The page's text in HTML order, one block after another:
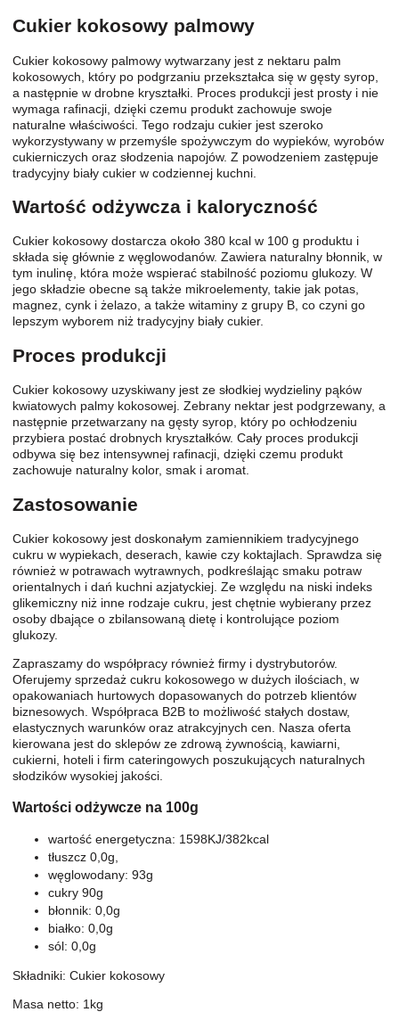
Cukier kokosowy palmowy
Cukier kokosowy palmowy wytwarzany jest z nektaru palm
kokosowych, który po podgrzaniu przekształca się w gęsty syrop,
a następnie w drobne kryształki. Proces produkcji jest prosty i nie
wymaga rafinacji, dzięki czemu produkt zachowuje swoje
naturalne właściwości. Tego rodzaju cukier jest szeroko
wykorzystywany w przemyśle spożywczym do wypieków, wyrobów
cukierniczych oraz słodzenia napojów. Z powodzeniem zastępuje
tradycyjny biały cukier w codziennej kuchni.
Wartość odżywcza i kaloryczność
Cukier kokosowy dostarcza około 380 kcal w 100 g produktu i
składa się głównie z węglowodanów. Zawiera naturalny błonnik, w
tym inulinę, która może wspierać stabilność poziomu glukozy. W
jego składzie obecne są także mikroelementy, takie jak potas,
magnez, cynk i żelazo, a także witaminy z grupy B, co czyni go
lepszym wyborem niż tradycyjny biały cukier.
Proces produkcji
Cukier kokosowy uzyskiwany jest ze słodkiej wydzieliny pąków
kwiatowych palmy kokosowej. Zebrany nektar jest podgrzewany, a
następnie przetwarzany na gęsty syrop, który po ochłodzeniu
przybiera postać drobnych kryształków. Cały proces produkcji
odbywa się bez intensywnej rafinacji, dzięki czemu produkt
zachowuje naturalny kolor, smak i aromat.
Zastosowanie
Cukier kokosowy jest doskonałym zamiennikiem tradycyjnego
cukru w wypiekach, deserach, kawie czy koktajlach. Sprawdza się
również w potrawach wytrawnych, podkreślając smaku potraw
orientalnych i dań kuchni azjatyckiej. Ze względu na niski indeks
glikemiczny niż inne rodzaje cukru, jest chętnie wybierany przez
osoby dbające o zbilansowaną dietę i kontrolujące poziom
glukozy.
Zapraszamy do współpracy również firmy i dystrybutorów.
Oferujemy sprzedaż cukru kokosowego w dużych ilościach, w
opakowaniach hurtowych dopasowanych do potrzeb klientów
biznesowych. Współpraca B2B to możliwość stałych dostaw,
elastycznych warunków oraz atrakcyjnych cen. Nasza oferta
kierowana jest do sklepów ze zdrową żywnością, kawiarni,
cukierni, hoteli i firm cateringowych poszukujących naturalnych
słodzików wysokiej jakości.
Wartości odżywcze na 100g
wartość energetyczna: 1598KJ/382kcal
tłuszcz 0,0g,
węglowodany: 93g
cukry 90g
błonnik: 0,0g
białko: 0,0g
sól: 0,0g
Składniki: Cukier kokosowy
Masa netto: 1kg